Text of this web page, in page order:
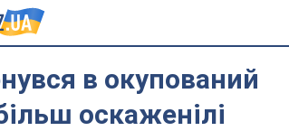
в окупований
оскаженілі